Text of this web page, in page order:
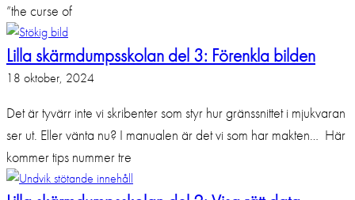
”the curse of
Lilla skärmdumpsskolan del 3: Förenkla bilden
18 oktober, 2024
Det är tyvärr inte vi skribenter som styr hur gränssnittet i mjukvaran
ser ut. Eller vänta nu? I manualen är det vi som har makten… Här
kommer tips nummer tre